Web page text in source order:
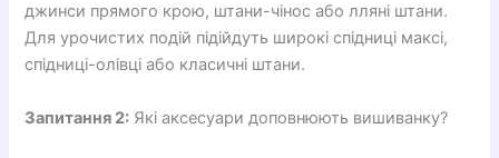
джинси прямого крою, штани-чінос або лляні штани.
Для урочистих подій підійдуть широкі спідниці максі,
спідниці-олівці або класичні штани.
Запитання 2: Які аксесуари доповнюють вишиванку?